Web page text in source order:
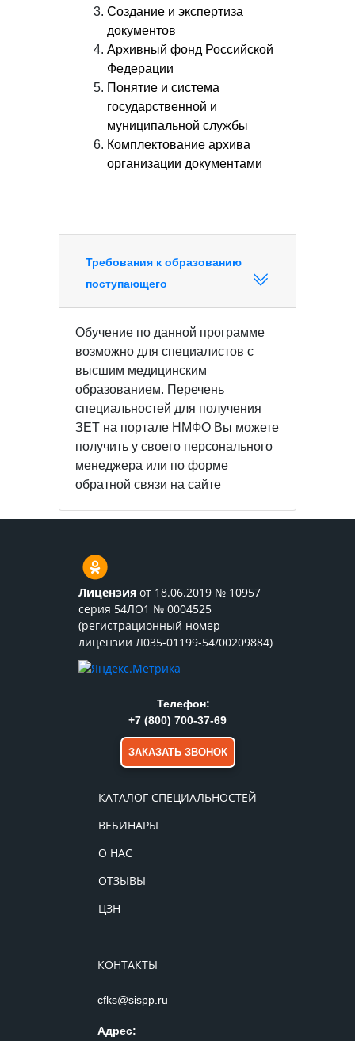
Создание и экспертиза
документов
Архивный фонд Российской
Федерации
Понятие и система
государственной и
муниципальной службы
Комплектование архива
организации документами
Требования к образованию
поступающего
Обучение по данной программе
возможно для специалистов с
высшим медицинским
образованием. Перечень
специальностей для получения
ЗЕТ на портале НМФО Вы можете
получить у своего персонального
менеджера или по форме
обратной связи на сайте
Лицензия от 18.06.2019 № 10957
серия 54ЛО1 № 0004525
(регистрационный номер
лицензии Л035-01199-54/00209884)
КАТАЛОГ СПЕЦИАЛЬНОСТЕЙ
ВЕБИНАРЫ
О НАС
ОТЗЫВЫ
ЦЗН
КОНТАКТЫ
cfks@sispp.ru
Адрес:
Телефон:
+7 (800) 700-37-69
ЗАКАЗАТЬ ЗВОНОК